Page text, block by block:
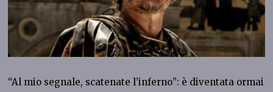
“Al mio segnale, scatenate l’inferno”: è diventata ormai